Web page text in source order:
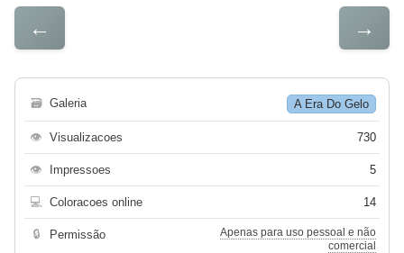
← →
🗃 Galeria A Era Do Gelo
👁 Visualizacoes 730
👁 Impressoes 5
💻 Coloracoes online 14
🔒 Permissão
Apenas para uso pessoal e não
comercial